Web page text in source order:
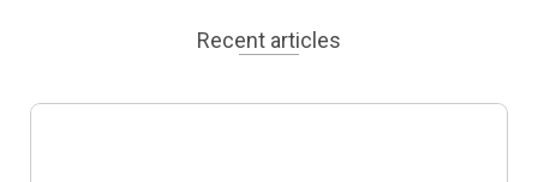
Recent articles